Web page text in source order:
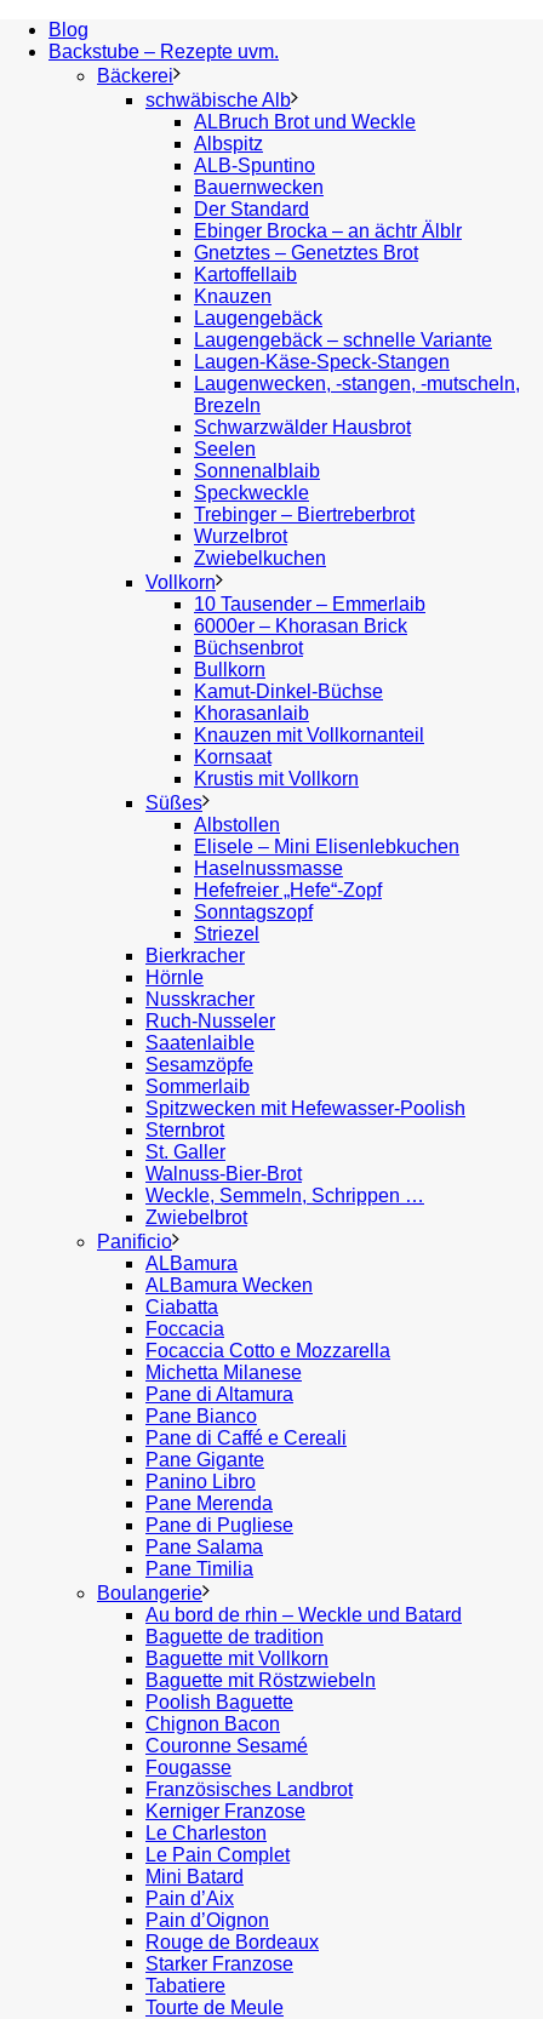
Blog
Backstube – Rezepte uvm.
Bäckerei
schwäbische Alb
ALBruch Brot und Weckle
Albspitz
ALB-Spuntino
Bauernwecken
Der Standard
Ebinger Brocka – an ächtr Älblr
Gnetztes – Genetztes Brot
Kartoffellaib
Knauzen
Laugengebäck
Laugengebäck – schnelle Variante
Laugen-Käse-Speck-Stangen
Laugenwecken, -stangen, -mutscheln,
Brezeln
Schwarzwälder Hausbrot
Seelen
Sonnenalblaib
Speckweckle
Trebinger – Biertreberbrot
Wurzelbrot
Zwiebelkuchen
Vollkorn
10 Tausender – Emmerlaib
6000er – Khorasan Brick
Büchsenbrot
Bullkorn
Kamut-Dinkel-Büchse
Khorasanlaib
Knauzen mit Vollkornanteil
Kornsaat
Krustis mit Vollkorn
Süßes
Albstollen
Elisele – Mini Elisenlebkuchen
Haselnussmasse
Hefefreier „Hefe“-Zopf
Sonntagszopf
Striezel
Bierkracher
Hörnle
Nusskracher
Ruch-Nusseler
Saatenlaible
Sesamzöpfe
Sommerlaib
Spitzwecken mit Hefewasser-Poolish
Sternbrot
St. Galler
Walnuss-Bier-Brot
Weckle, Semmeln, Schrippen …
Zwiebelbrot
Panificio
ALBamura
ALBamura Wecken
Ciabatta
Foccacia
Focaccia Cotto e Mozzarella
Michetta Milanese
Pane di Altamura
Pane Bianco
Pane di Caffé e Cereali
Pane Gigante
Panino Libro
Pane Merenda
Pane di Pugliese
Pane Salama
Pane Timilia
Boulangerie
Au bord de rhin – Weckle und Batard
Baguette de tradition
Baguette mit Vollkorn
Baguette mit Röstzwiebeln
Poolish Baguette
Chignon Bacon
Couronne Sesamé
Fougasse
Französisches Landbrot
Kerniger Franzose
Le Charleston
Le Pain Complet
Mini Batard
Pain d’Aix
Pain d’Oignon
Rouge de Bordeaux
Starker Franzose
Tabatiere
Tourte de Meule